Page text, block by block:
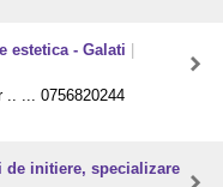
estetica - Galati
.. ... 0756820244
de initiere, specializare